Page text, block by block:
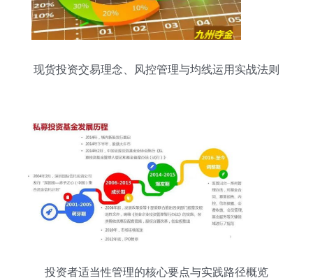
现货投资交易理念、风控管理与均线运用实战法则
投资者适当性管理的核心要点与实践路径概览